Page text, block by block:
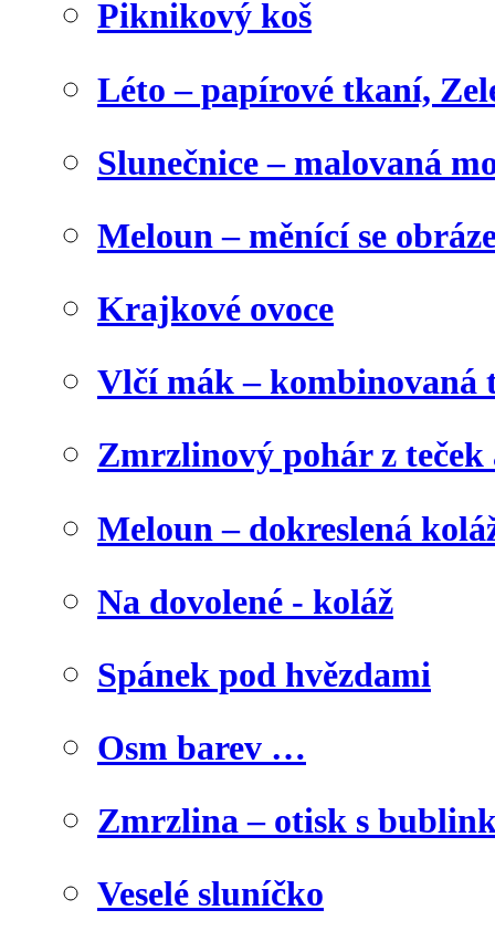
Piknikový koš
Léto – papírové tkaní,
Slunečnice – malovaná
Meloun – měnící se
Krajkové ovoce
Vlčí mák – kombinovaná
Zmrzlinový pohár z
Meloun – dokreslená
Na dovolené - koláž
Spánek pod hvězdami
Osm barev …
Zmrzlina – otisk s
Veselé sluníčko